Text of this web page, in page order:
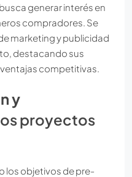
generar interés en
compradores. Se
marketing y publicidad
destacando sus
competitivas.
y
proyectos
los objetivos de pre-